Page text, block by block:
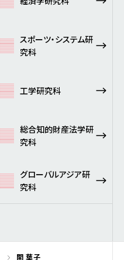
スポーツ・システム研
究科
工学研究科
総合知的財産法学研
究科
グローバルアジア研
究科
関 葉子